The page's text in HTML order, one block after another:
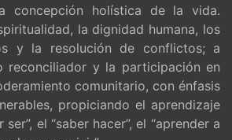
concepción holística de la vida.
la dignidad humana, los
y la resolución de conflictos; a
reconciliador y la participación en
comunitario, con énfasis
propiciando el aprendizaje
el “saber hacer”, el “aprender a